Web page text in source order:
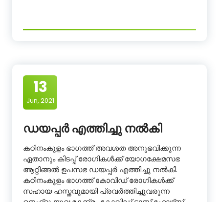
13
Jun, 2021
ഡയപ്പർ എത്തിച്ചു നൽകി
കഠിനംകുളം ഭാഗത്ത് അവശത അനുഭവിക്കുന്ന
ഏതാനും കിടപ്പ് രോഗികൾക്ക് യോഗക്ഷേമസഭ
ആറ്റിങ്ങൽ ഉപസഭ ഡയപ്പർ എത്തിച്ചു നൽകി.
കഠിനംകുളം ഭാഗത്ത് കോവിഡ് രോഗികൾക്ക്
സഹായ ഹസ്തവുമായി പ്രവർത്തിച്ചുവരുന്ന